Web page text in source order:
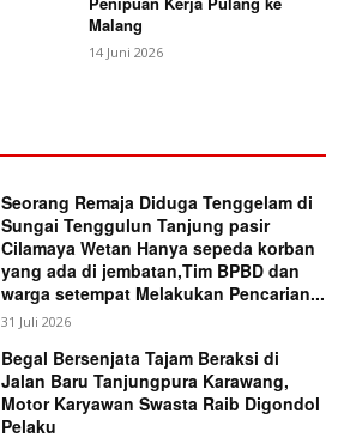
Malang
14 Juni 2026
Seorang Remaja Diduga Tenggelam di
Sungai Tenggulun Tanjung pasir
Cilamaya Wetan Hanya sepeda korban
yang ada di jembatan,Tim BPBD dan
warga setempat Melakukan Pencarian...
31 Juli 2026
Begal Bersenjata Tajam Beraksi di
Jalan Baru Tanjungpura Karawang,
Motor Karyawan Swasta Raib Digondol
Pelaku